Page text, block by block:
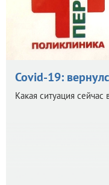
Covid-19:
Какая ситуация сейчас